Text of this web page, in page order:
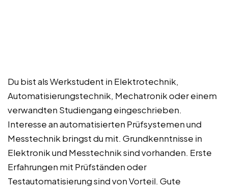
Du bist als Werkstudent in Elektrotechnik,
Automatisierungstechnik, Mechatronik oder einem
verwandten Studiengang eingeschrieben.
Interesse an automatisierten Prüfsystemen und
Messtechnik bringst du mit. Grundkenntnisse in
Elektronik und Messtechnik sind vorhanden. Erste
Erfahrungen mit Prüfständen oder
Testautomatisierung sind von Vorteil. Gute